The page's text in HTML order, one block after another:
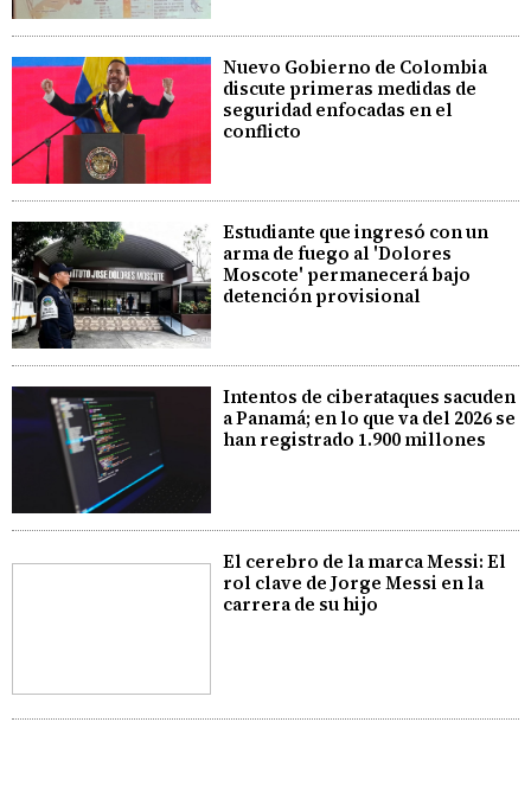
Nuevo Gobierno de Colombia
discute primeras medidas de
seguridad enfocadas en el
conflicto
Estudiante que ingresó con un
arma de fuego al 'Dolores
Moscote' permanecerá bajo
detención provisional
Intentos de ciberataques sacuden
a Panamá; en lo que va del 2026 se
han registrado 1.900 millones
El cerebro de la marca Messi: El
rol clave de Jorge Messi en la
carrera de su hijo